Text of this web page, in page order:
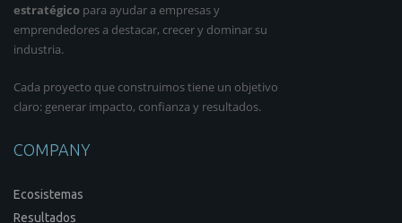
estratégico para ayudar a empresas y
emprendedores a destacar, crecer y dominar su
industria.
Cada proyecto que construimos tiene un objetivo
claro: generar impacto, confianza y resultados.
COMPANY
Ecosistemas
Resultados